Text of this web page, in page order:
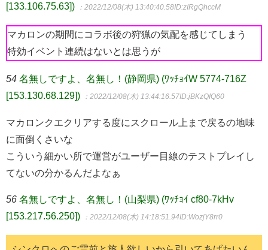
[133.106.75.63])
：2022/12/08(木) 13:40:40.58ID:zIRgQhccM
マカロンの期間にコラボ後の狩猟の気配を感じてしまう
特効イベント連続はないとは思うが
54 名無しですよ、名無し！(静岡県) (ﾜｯﾁｮｲW 5774-716Z
[153.130.68.129])
：2022/12/08(木) 13:44:16.57ID:jBKzQIQ60
マカロンクエクリアする度にスクロール上まで戻るの地味
に面倒くさいな
こういう細かい所で運営がユーザー目線のテストプレイし
てないの分かるんだよなぁ
56 名無しですよ、名無し！(山梨県) (ﾜｯﾁｮｲ cf80-7kHv
[153.217.56.250])
：2022/12/08(木) 14:18:51.94ID:WozjY8rr0